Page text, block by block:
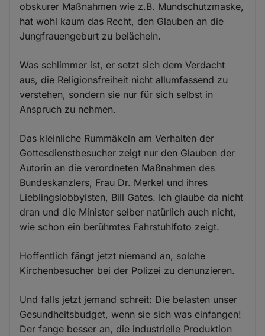
obskurer Maßnahmen wie z.B. Mundschutzmaske,
hat wohl kaum das Recht, den Glauben an die
Jungfrauengeburt zu belächeln.
Was schlimmer ist, er setzt sich dem Verdacht
aus, die Religionsfreiheit nicht allumfassend zu
verstehen, sondern sie nur für sich selbst in
Anspruch zu nehmen.
Das kleinliche Rummäkeln am Verhalten der
Gottesdienstbesucher zeigt nur den Glauben der
Autorin an die verordneten Maßnahmen des
Bundeskanzlers, Frau Dr. Merkel und ihres
Lieblingslobbyisten, Bill Gates. Ich glaube da nicht
dran und die Minister selber natürlich auch nicht,
wie schon ein berühmtes Fahrstuhlfoto zeigt.
Hoffentlich fängt jetzt niemand an, solche
Kirchenbesucher bei der Polizei zu denunzieren.
Und falls jetzt jemand schreit: Die belasten unser
Gesundheitsbudget, wenn sie sich was einfangen!
Der fange besser an, die industrielle Produktion